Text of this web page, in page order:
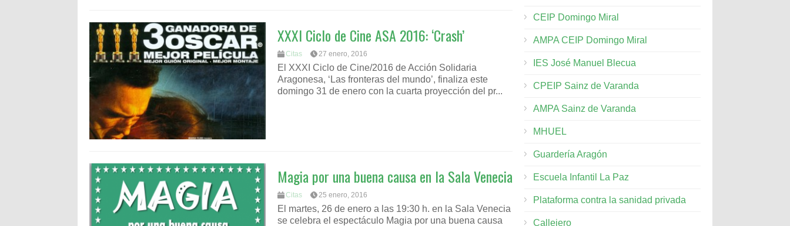
XXXI Ciclo de Cine ASA 2016: ‘Crash’
Citas 27 enero, 2016
El XXXI Ciclo de Cine/2016 de Acción Solidaria
Aragonesa, ‘Las fronteras del mundo’, finaliza este
domingo 31 de enero con la cuarta proyección del pr...
Magia por una buena causa en la Sala Venecia
Citas 25 enero, 2016
El martes, 26 de enero a las 19:30 h. en la Sala Venecia
se celebra el espectáculo Magia por una buena causa
CEIP Domingo Miral
AMPA CEIP Domingo Miral
IES José Manuel Blecua
CPEIP Sainz de Varanda
AMPA Sainz de Varanda
MHUEL
Guardería Aragón
Escuela Infantil La Paz
Plataforma contra la sanidad privada
Callejero